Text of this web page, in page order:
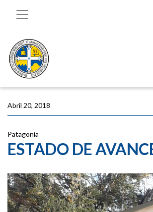
Abril 20, 2018
Patagonia
ESTADO DE